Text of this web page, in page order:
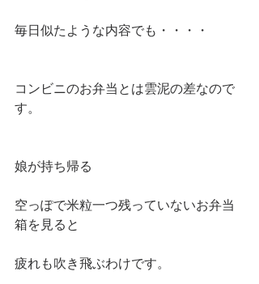
毎日似たような内容でも・・・・
コンビニのお弁当とは雲泥の差なので
す。
娘が持ち帰る
空っぽで米粒一つ残っていないお弁当
箱を見ると
疲れも吹き飛ぶわけです。